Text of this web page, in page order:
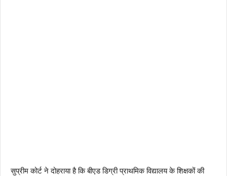
सुप्रीम कोर्ट ने दोहराया है कि बीएड डिग्री प्राथमिक विद्यालय के शिक्षकों की